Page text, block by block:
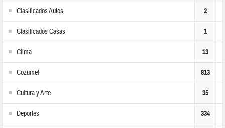
Clasificados Autos 2
Clasificados Casas 1
Clima 13
Cozumel 813
Cultura y Arte 35
Deportes 334